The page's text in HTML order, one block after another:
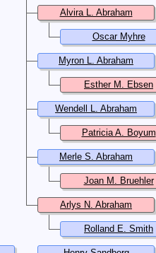
Alvira L. Abraham
Oscar Myhre
Myron L. Abraham
Esther M. Ebsen
Wendell L. Abraham
Patricia A. Boyum
Merle S. Abraham
Joan M. Bruehler
Arlys N. Abraham
Rolland E. Smith